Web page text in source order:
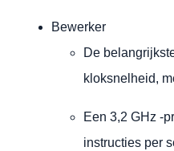
Bewerker
De
kloksnelheid,
Een 3,2 GHz -
instructies per